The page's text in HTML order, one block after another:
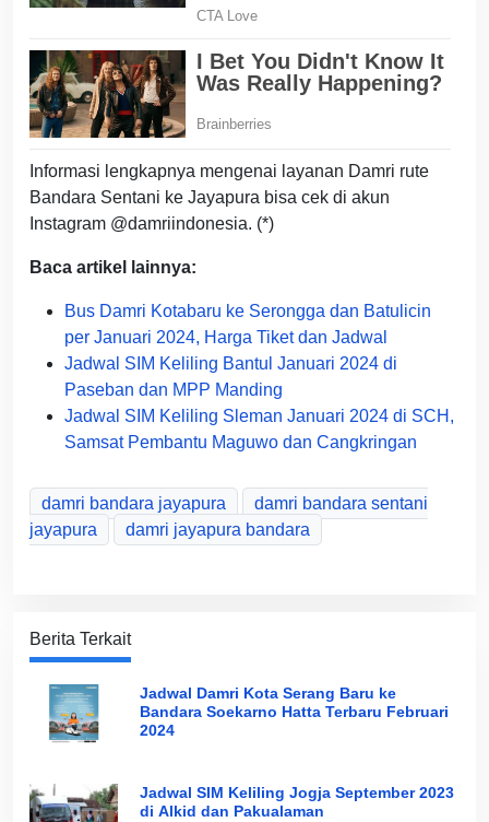
Informasi lengkapnya mengenai layanan Damri rute
Bandara Sentani ke Jayapura bisa cek di akun
Instagram @damriindonesia. (*)
Baca artikel lainnya:
Bus Damri Kotabaru ke Serongga dan Batulicin
per Januari 2024, Harga Tiket dan Jadwal
Jadwal SIM Keliling Bantul Januari 2024 di
Paseban dan MPP Manding
Jadwal SIM Keliling Sleman Januari 2024 di SCH,
Samsat Pembantu Maguwo dan Cangkringan
damri bandara jayapura
damri bandara sentani
jayapura
damri jayapura bandara
Berita Terkait
Jadwal Damri Kota Serang Baru ke
Bandara Soekarno Hatta Terbaru Februari
2024
Jadwal SIM Keliling Jogja September 2023
di Alkid dan Pakualaman